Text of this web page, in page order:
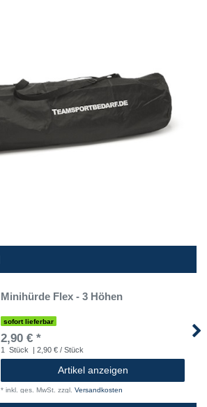
Minihürde Flex - 3 Höhen
sofort lieferbar
2,90 € *
1 Stück | 2,90 € / Stück
Artikel anzeigen
* inkl. ges. MwSt. zzgl. Versandkosten